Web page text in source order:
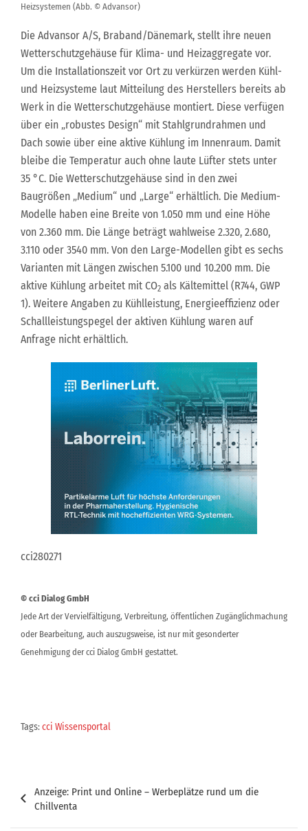
Heizsystemen (Abb. © Advansor)
Die Advansor A/S, Braband/Dänemark, stellt ihre neuen
Wetterschutzgehäuse für Klima- und Heizaggregate vor.
Um die Installationszeit vor Ort zu verkürzen werden Kühl-
und Heizsysteme laut Mitteilung des Herstellers bereits ab
Werk in die Wetterschutzgehäuse montiert. Diese verfügen
über ein „robustes Design“ mit Stahlgrundrahmen und
Dach sowie über eine aktive Kühlung im Innenraum. Damit
bleibe die Temperatur auch ohne laute Lüfter stets unter
35 °C. Die Wetterschutzgehäuse sind in den zwei
Baugrößen „Medium“ und „Large“ erhältlich. Die Medium-
Modelle haben eine Breite von 1.050 mm und eine Höhe
von 2.360 mm. Die Länge beträgt wahlweise 2.320, 2.680,
3.110 oder 3540 mm. Von den Large-Modellen gibt es sechs
Varianten mit Längen zwischen 5.100 und 10.200 mm. Die
aktive Kühlung arbeitet mit CO2 als Kältemittel (R744, GWP
1). Weitere Angaben zu Kühlleistung, Energieeffizienz oder
Schallleistungspegel der aktiven Kühlung waren auf
Anfrage nicht erhältlich.
cci280271
© cci Dialog GmbH
Jede Art der Vervielfältigung, Verbreitung, öffentlichen Zugänglichmachung
oder Bearbeitung, auch auszugsweise, ist nur mit gesonderter
Genehmigung der cci Dialog GmbH gestattet.
Tags:cci Wissensportal
Beitragsnavigation
Anzeige: Print und Online – Werbeplätze rund um die
Chillventa